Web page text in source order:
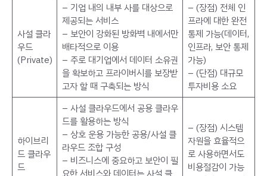
사설 클라
우드
(Private)
– 기업 내의 내부 사를 대상으로
제공되는 서비스
– 보안이 강화된 방화벽 내에서만
배타적으로 이용
– 주로 대기업에서 데이터 소유권
을 확보하고 프라이버시를 보장받
고자 할 때 구축되는 방식
– (장점) 전체 인
프라에 대한 완전
통제 가능(데이터,
인프라, 보안 통제
가능)
– (단점) 대규모
투자비용 소요
하이브리
드 클라우
드
– 사설 클라우드에서 공용 클라우
드를 활용하는 방식
– 상호 운용 가능한 공용/사설 클
라우드 조합 구성
– 비즈니스에 중요하고 보안이 필
– (장점) 시스템
자원을 효율적으
로 사용하면서도
비용절감이 가능